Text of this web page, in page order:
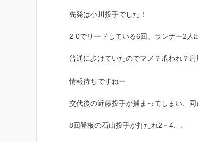
先発は小川投手でした！
2-0でリードしている6回、ランナー2人
普通に歩けていたのでマメ？爪われ？肩
情報待ちですねー
交代後の近藤投手が捕まってしまい、同
8回登板の石山投手が打たれ2－4、、